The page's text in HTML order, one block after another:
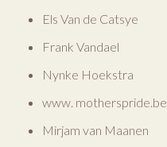
Els Van de Catsye
Frank Vandael
Nynke Hoekstra
www. motherspride.be
Mirjam van Maanen